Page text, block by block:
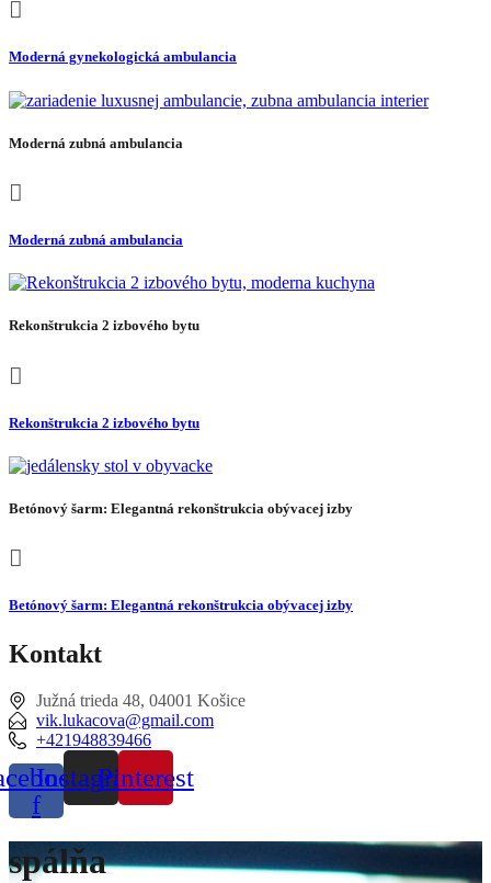
Moderná gynekologická ambulancia
Moderná zubná ambulancia
Moderná zubná ambulancia
Rekonštrukcia 2 izbového bytu
Rekonštrukcia 2 izbového bytu
Betónový šarm: Elegantná rekonštrukcia obývacej izby
Betónový šarm: Elegantná rekonštrukcia obývacej izby
Kontakt
Južná trieda 48, 04001 Košice
vik.lukacova@gmail.com
+421948839466
f
InstagramPinterest
spálňa